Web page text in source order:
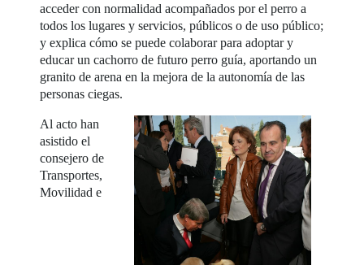
acceder con normalidad acompañados por el perro a
todos los lugares y servicios, públicos o de uso público;
y explica cómo se puede colaborar para adoptar y
educar un cachorro de futuro perro guía, aportando un
granito de arena en la mejora de la autonomía de las
personas ciegas.
Al acto han
asistido el
consejero de
Transportes,
Movilidad e